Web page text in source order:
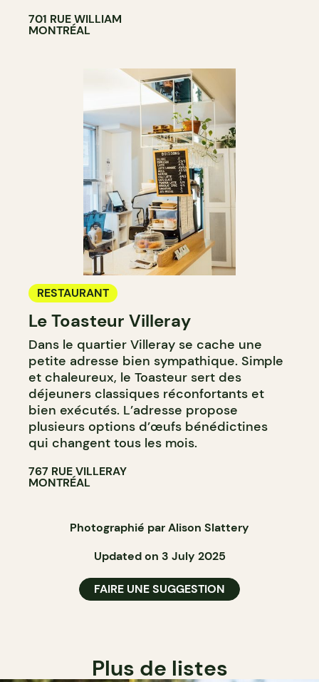
701 RUE WILLIAM
MONTRÉAL
RESTAURANT
Le Toasteur Villeray
Dans le quartier Villeray se cache une
petite adresse bien sympathique. Simple
et chaleureux, le Toasteur sert des
déjeuners classiques réconfortants et
bien exécutés. L’adresse propose
plusieurs options d’œufs bénédictines
qui changent tous les mois.
767 RUE VILLERAY
MONTRÉAL
Photographié par Alison Slattery
Updated on 3 July 2025
FAIRE UNE SUGGESTION
Plus de listes